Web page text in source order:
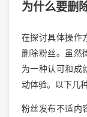
为什么要删
在探讨具体操作
删除粉丝。虽然
为一种认可和成
动体验。以下几
粉丝发布不适内